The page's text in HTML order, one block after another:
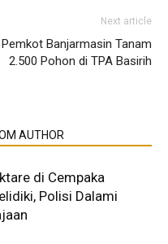
Next article
Pemkot Banjarmasin Tanam
2.500 Pohon di TPA Basirih
AUTHOR
di Cempaka
Polisi Dalami